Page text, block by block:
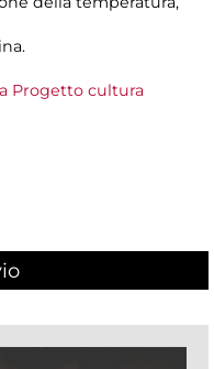
Progetto cultura